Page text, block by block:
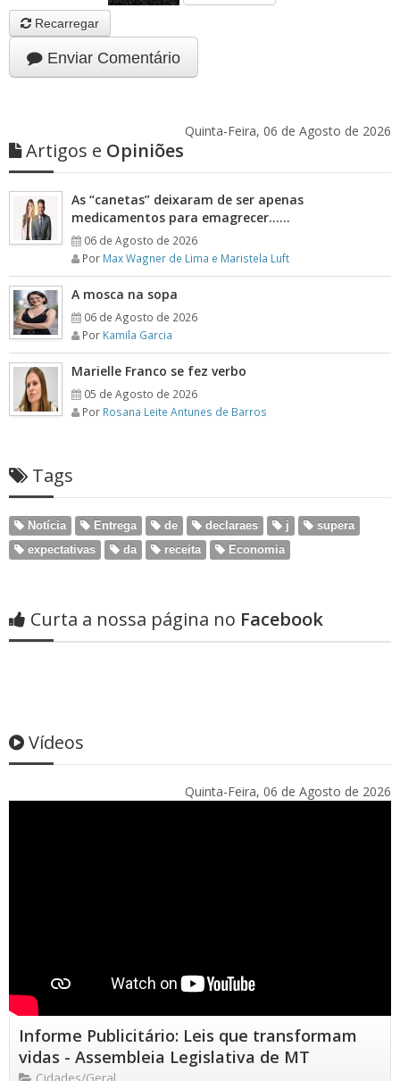
Recarregar
Enviar Comentário
Quinta-Feira, 06 de Agosto de 2026
Artigos e Opiniões
As “canetas” deixaram de ser apenas
medicamentos para emagrecer……
06 de Agosto de 2026
Por Max Wagner de Lima e Maristela Luft
A mosca na sopa
06 de Agosto de 2026
Por Kamila Garcia
Marielle Franco se fez verbo
05 de Agosto de 2026
Por Rosana Leite Antunes de Barros
Tags
Notícia Entrega de declaraes j
supera
expectativas
da receita Economia
Curta a nossa página no Facebook
Vídeos
Quinta-Feira, 06 de Agosto de 2026
Informe Publicitário: Leis que transformam
vidas - Assembleia Legislativa de MT
Cidades/Geral